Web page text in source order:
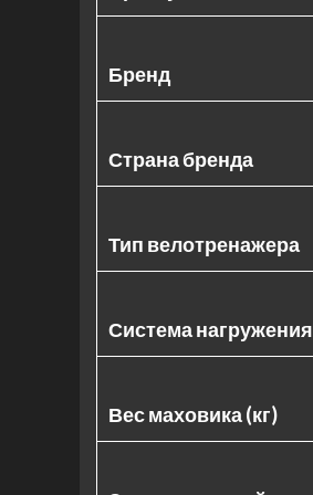
Бренд
Страна бренда
Тип велотренажера
Система нагружения
Вес маховика (кг)